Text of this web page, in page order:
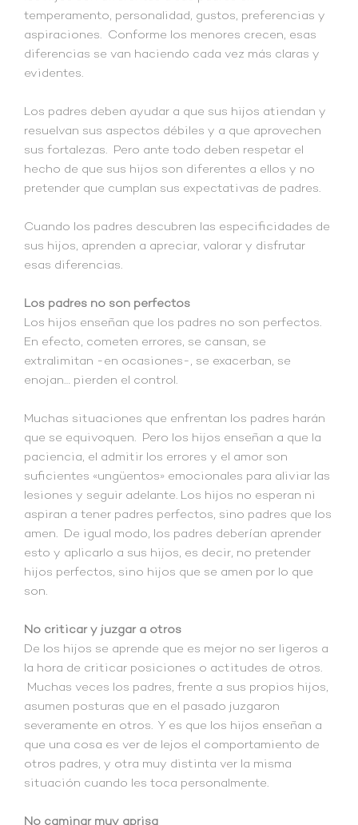
temperamento, personalidad, gustos, preferencias y
aspiraciones. Conforme los menores crecen, esas
diferencias se van haciendo cada vez más claras y
evidentes.
Los padres deben ayudar a que sus hijos atiendan y
resuelvan sus aspectos débiles y a que aprovechen
sus fortalezas. Pero ante todo deben respetar el
hecho de que sus hijos son diferentes a ellos y no
pretender que cumplan sus expectativas de padres.
Cuando los padres descubren las especificidades de
sus hijos, aprenden a apreciar, valorar y disfrutar
esas diferencias.
Los padres no son perfectos
Los hijos enseñan que los padres no son perfectos.
En efecto, cometen errores, se cansan, se
extralimitan -en ocasiones-, se exacerban, se
enojan… pierden el control.
Muchas situaciones que enfrentan los padres harán
que se equivoquen. Pero los hijos enseñan a que la
paciencia, el admitir los errores y el amor son
suficientes «ungüentos» emocionales para aliviar las
lesiones y seguir adelante. Los hijos no esperan ni
aspiran a tener padres perfectos, sino padres que los
amen. De igual modo, los padres deberían aprender
esto y aplicarlo a sus hijos, es decir, no pretender
hijos perfectos, sino hijos que se amen por lo que
son.
No criticar y juzgar a otros
De los hijos se aprende que es mejor no ser ligeros a
la hora de criticar posiciones o actitudes de otros.
Muchas veces los padres, frente a sus propios hijos,
asumen posturas que en el pasado juzgaron
severamente en otros. Y es que los hijos enseñan a
que una cosa es ver de lejos el comportamiento de
otros padres, y otra muy distinta ver la misma
situación cuando les toca personalmente.
No caminar muy aprisa